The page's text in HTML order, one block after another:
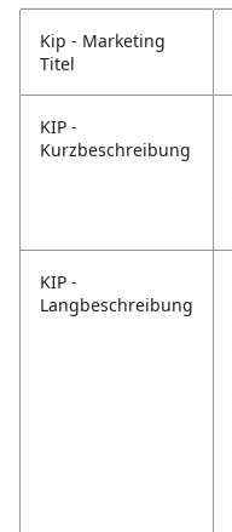
Kip - Marketing
Titel
KIP -
Kurzbeschreibung
KIP -
Langbeschreibung